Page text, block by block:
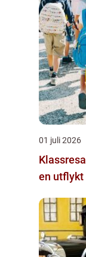
01 juli 2026
Klassresa mer än bara
en utflykt